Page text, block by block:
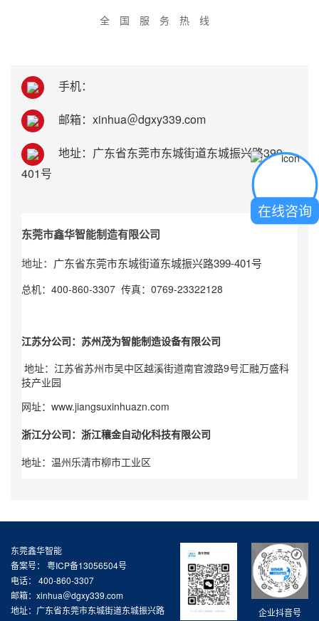
全国服务热线
手机：
邮箱：xinhua＠dgxy339.com
地址：广东省东莞市东城街道东城振兴路399-
401号
东莞市鑫华智能制造有限公司
地址： 广东省东莞市东城街道东城振兴路399-401号
总机：400-860-3307 传真：0769-23322128
江苏分公司：苏州茂为智能制造设备有限公司
地址：江苏省苏州市吴中区越溪街道南官渡路9号汇融万盛科
技产业园
网址： www.jiangsuxinhuazn.com
浙江分公司：浙江穰金自动化科技有限公司
地址：温州乐清市柳市工业区
企业抖音号
东莞鑫华智能
备案号： 粤ICP备13056504号
电话： 400-860-3307
邮箱：xinhua＠dgxy339.com
地址：广东省东莞市东城街道东城振兴路
在线咨询